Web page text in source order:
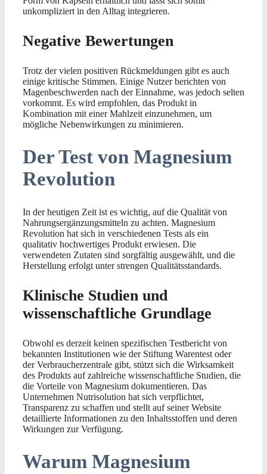
unkompliziert in den Alltag integrieren.
Negative Bewertungen
Trotz der vielen positiven Rückmeldungen gibt es auch
einige kritische Stimmen. Einige Nutzer berichten von
Magenbeschwerden nach der Einnahme, was jedoch selten
vorkommt. Es wird empfohlen, das Produkt in
Kombination mit einer Mahlzeit einzunehmen, um
mögliche Nebenwirkungen zu minimieren.
Der Test von Magnesium
Revolution
In der heutigen Zeit ist es wichtig, auf die Qualität von
Nahrungsergänzungsmitteln zu achten. Magnesium
Revolution hat sich in verschiedenen Tests als ein
qualitativ hochwertiges Produkt erwiesen. Die
verwendeten Zutaten sind sorgfältig ausgewählt, und die
Herstellung erfolgt unter strengen Qualitätsstandards.
Klinische Studien und
wissenschaftliche Grundlage
Obwohl es derzeit keinen spezifischen Testbericht von
bekannten Institutionen wie der Stiftung Warentest oder
der Verbraucherzentrale gibt, stützt sich die Wirksamkeit
des Produkts auf zahlreiche wissenschaftliche Studien, die
die Vorteile von Magnesium dokumentieren. Das
Unternehmen Nutrisolution hat sich verpflichtet,
Transparenz zu schaffen und stellt auf seiner Website
detaillierte Informationen zu den Inhaltsstoffen und deren
Wirkungen zur Verfügung.
Warum Magnesium